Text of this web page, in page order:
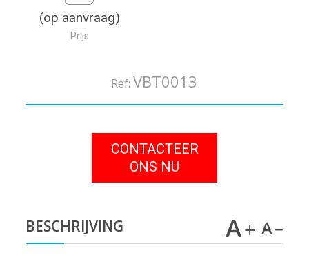
(op aanvraag)
Prijs
Ref:VBT0013
CONTACTEER
ONS NU
BESCHRIJVING